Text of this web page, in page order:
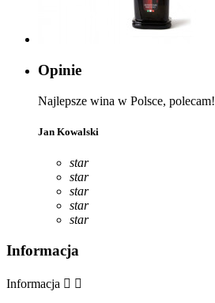
Opinie
Najlepsze wina w Polsce, polecam!
Jan Kowalski
star
star
star
star
star
Informacja
Informacja  